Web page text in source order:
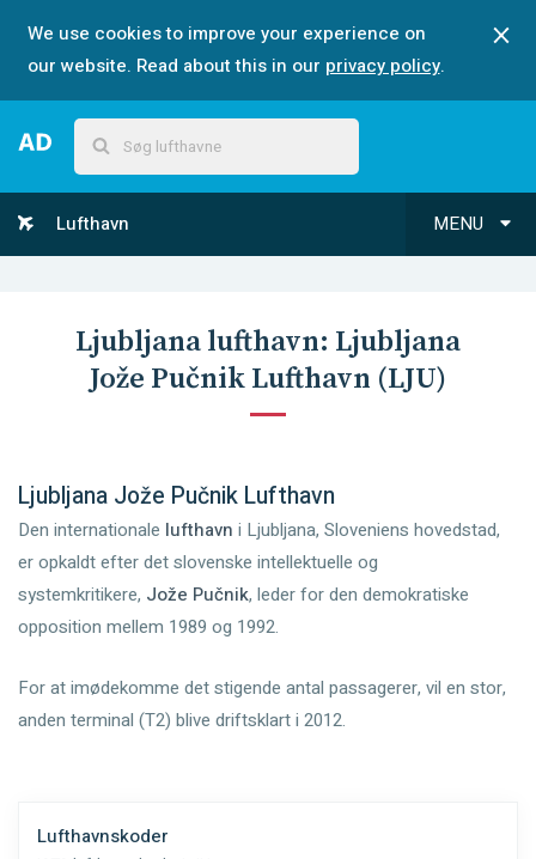
We use cookies to improve your experience on
our website. Read about this in our privacy policy.
MENU
Lufthavn
Ljubljana lufthavn: Ljubljana
Jože Pučnik Lufthavn (LJU)
Ljubljana Jože Pučnik Lufthavn
Den internationale lufthavn i Ljubljana, Sloveniens hovedstad,
er opkaldt efter det slovenske intellektuelle og
systemkritikere, Jože Pučnik, leder for den demokratiske
opposition mellem 1989 og 1992.
For at imødekomme det stigende antal passagerer, vil en stor,
anden terminal (T2) blive driftsklart i 2012.
Lufthavnskoder